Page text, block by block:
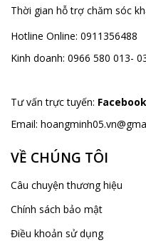
Thời gian hỗ trợ chăm sóc
Hotline Online: 0911356488
Kinh doanh: 0966 580 013-
Tư vấn trực tuyến:
Email:
VỀ CHÚNG TÔI
Câu chuyện thương hiệu
Chính sách bảo mật
Điều khoản sử dụng